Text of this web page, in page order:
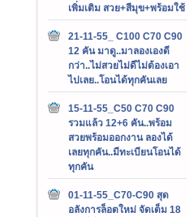
เพิ่มเติม สวย+สีมุข+พร้อมใช้
21-11-55_ C100 C70 C90
12 คัน มาดู..มาลองเองดี
กว่า..ไม่สวยไม่ดีไม่ต้องเอา
ไปเลย..โอนได้ทุกคันเลย
15-11-55_C50 C70 C90
รวมแล้ว 12+6 คัน..พร้อม
สวยพร้อมออกงาน ลองได้
เลยทุกคัน..มีทะเบียนโอนได้
ทุกคัน
01-11-55_C70-C90 สุด
อลังการล็อตใหม่ จัดเต็ม 18